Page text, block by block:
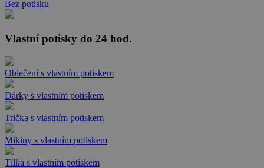
Bez potisku
Vlastní potisky do 24 hod.
Oblečení s vlastním potiskem
Dárky s vlastním potiskem
Trička s vlastním potiskem
Mikiny s vlastním potiskem
Tílka s vlastním potiskem